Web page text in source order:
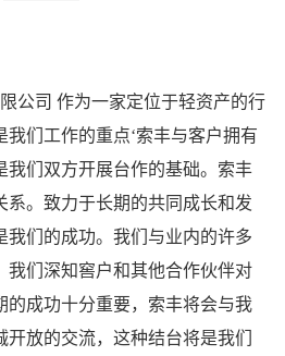
公司 作为一家定位于轻资产的行
们工作的重点‘索丰与客户拥有
我们双方开展台作的基础。索丰
系。致力于长期的共同成长和发
我们的成功。我们与业内的许多
我们深知窖户和其他合作伙伴对
的成功十分重要，索丰将会与我
放的交流，这种结台将是我们